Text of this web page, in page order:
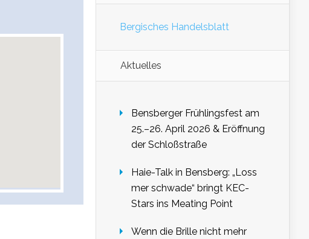
Bergisches Handelsblatt
Aktuelles
Bensberger Frühlingsfest am
25.–26. April 2026 & Eröffnung
der Schloßstraße
Haie-Talk in Bensberg: „Loss
mer schwade“ bringt KEC-
Stars ins Meating Point
Wenn die Brille nicht mehr